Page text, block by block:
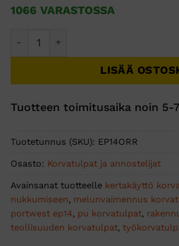
1066 VARASTOSSA
LISÄÄ
Tuotteen toimitusaika noin 5-
Tuotetunnus (SKU): EP14ORR
Osasto: Korvatulpat ja annostelijat
Avainsanat tuotteelle kertakäyttö
nukkumiseen, melunvaimennus
portwest ep14, pu korvatulpat,
teollisuuden korvatulpat,